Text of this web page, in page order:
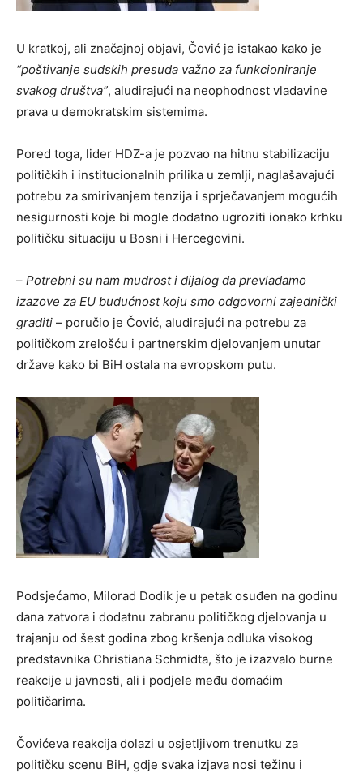
U kratkoj, ali značajnoj objavi, Čović je istakao kako je
“poštivanje sudskih presuda važno za funkcioniranje
svakog društva”, aludirajući na neophodnost vladavine
prava u demokratskim sistemima.
Pored toga, lider HDZ-a je pozvao na hitnu stabilizaciju
političkih i institucionalnih prilika u zemlji, naglašavajući
potrebu za smirivanjem tenzija i sprječavanjem mogućih
nesigurnosti koje bi mogle dodatno ugroziti ionako krhku
političku situaciju u Bosni i Hercegovini.
– Potrebni su nam mudrost i dijalog da prevladamo
izazove za EU budućnost koju smo odgovorni zajednički
graditi – poručio je Čović, aludirajući na potrebu za
političkom zrelošću i partnerskim djelovanjem unutar
države kako bi BiH ostala na evropskom putu.
Podsjećamo, Milorad Dodik je u petak osuđen na godinu
dana zatvora i dodatnu zabranu političkog djelovanja u
trajanju od šest godina zbog kršenja odluka visokog
predstavnika Christiana Schmidta, što je izazvalo burne
reakcije u javnosti, ali i podjele među domaćim
političarima.
Čovićeva reakcija dolazi u osjetljivom trenutku za
političku scenu BiH, gdje svaka izjava nosi težinu i